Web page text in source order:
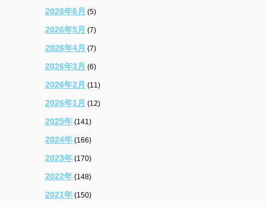
2026年6月 (5)
2026年5月 (7)
2026年4月 (7)
2026年3月 (6)
2026年2月 (11)
2026年1月 (12)
2025年 (141)
2024年 (166)
2023年 (170)
2022年 (148)
2021年 (150)